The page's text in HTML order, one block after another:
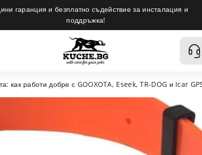
гаранция и безплатно съдействие за инсталация и
поддръжка!
как работи добре с GOOXOTA, Eseek, TR-DOG и Icar